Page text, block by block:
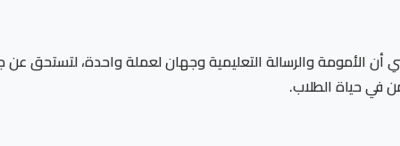
أن الأمومة والرسالة التعليمية وجهان لعملة واحدة، لتستحق عن
في حياة الطلاب.